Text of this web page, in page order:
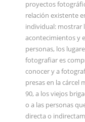
proyectos
relación existente
individual: mostrar
acontecimientos y
personas, los
fotografiar es
conocer y a
presas en la cárcel
90, a los viejos
o a las personas
directa o